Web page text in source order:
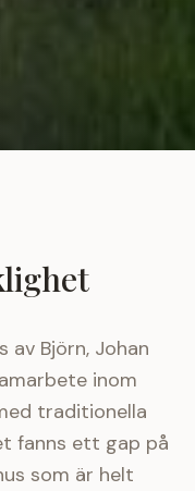
av Björn, Johan
inom
traditionella
fanns ett gap på
som är helt